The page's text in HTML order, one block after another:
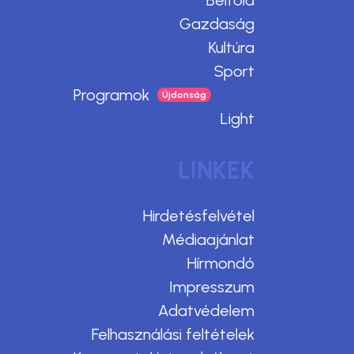
Gazdaság
Kultúra
Sport
Programok
Light
LINKEK
Hirdetésfelvétel
Médiaajánlat
Hírmondó
Impresszum
Adatvédelem
Felhasználási feltételek